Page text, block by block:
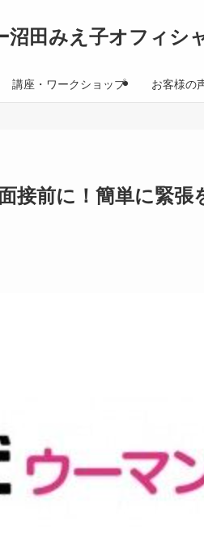
沼田みえ子オフィシ
講座・ワークショップ お客様の
接前に！簡単に緊張